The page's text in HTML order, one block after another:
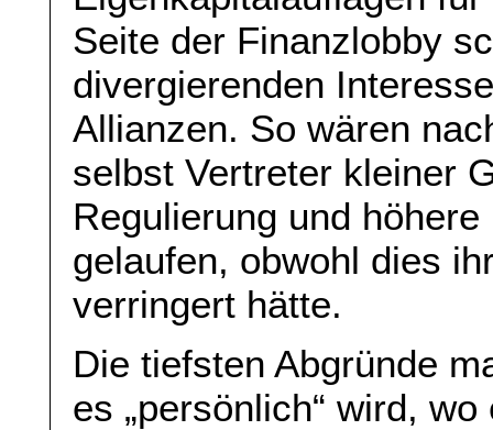
Seite der Finanzlobby
divergierenden
Allianzen. So wären
selbst Vertreter kleiner
Regulierung und
gelaufen, obwohl dies
verringert hätte.
Die tiefsten Abgründe
es „persönlich“ wird,